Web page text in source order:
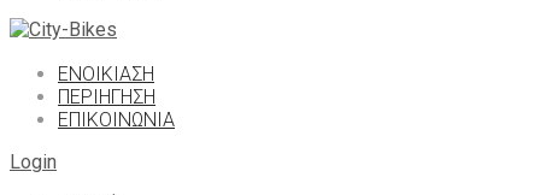
ΕΝΟΙΚΙΑΣΗ
ΠΕΡΙΉΓΗΣΗ
ΕΠΙΚΟΙΝΩΝΙΑ
Login